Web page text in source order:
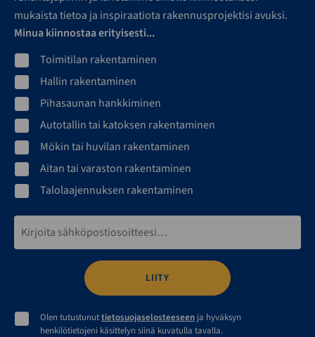
mukaista tietoa ja inspiraatiota rakennusprojektisi avuksi.
Minua kiinnostaa erityisesti...
Toimitilan rakentaminen
Hallin rakentaminen
Pihasaunan hankkiminen
Autotallin tai katoksen rakentaminen
Mökin tai huvilan rakentaminen
Aitan tai varaston rakentaminen
Talolaajennuksen rakentaminen
Olen tutustunuttietosuojaselosteeseen ja hyväksyn
henkilötietojeni käsittelyn siinä kuvatulla tavalla.